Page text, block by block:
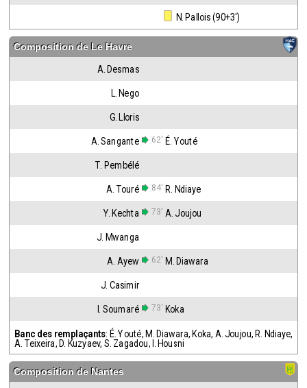
N. Pallois (90+3')
Composition de Le Havre
A. Desmas
L. Nego
G. Lloris
A. Sangante 62' É. Youté
T. Pembélé
A. Touré 84' R. Ndiaye
Y. Kechta 73' A. Joujou
J. Mwanga
A. Ayew 62' M. Diawara
J. Casimir
I. Soumaré 73' Koka
Banc des remplaçants: É. Youté, M. Diawara, Koka, A. Joujou, R. Ndiaye,
A. Teixeira, D. Kuzyaev, S. Zagadou, I. Housni
Composition de Nantes